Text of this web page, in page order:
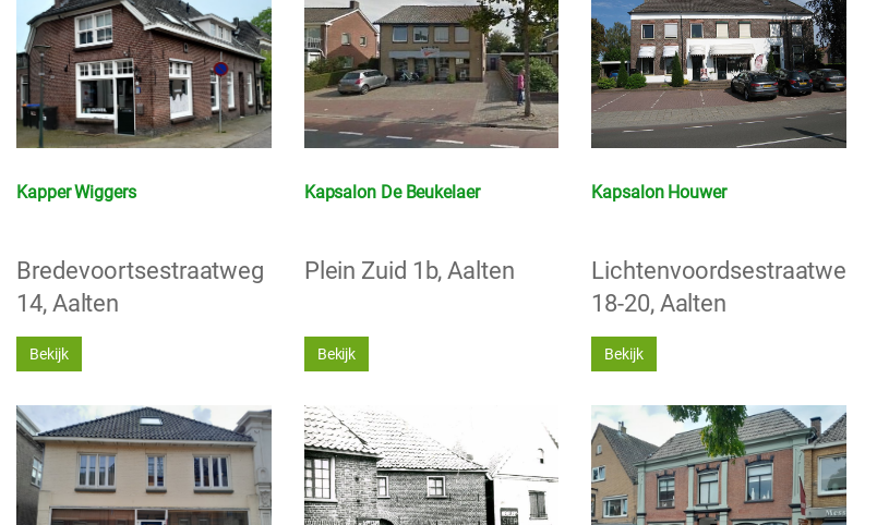
Kapper Wiggers
Bredevoortsestraatweg
14, Aalten
Bekijk
Kapsalon De Beukelaer
Plein Zuid 1b, Aalten
Bekijk
Kapsalon Houwer
Lichtenvoordsestraatweg
18-20, Aalten
Bekijk